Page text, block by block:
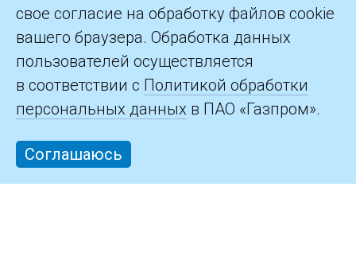
Контакты
свое согласие на обработку файлов cookie
вашего браузера. Обработка данных
пользователей осуществляется
в соответствии с Политикой обработки
персональных данных в ПАО «Газпром».
Соглашаюсь